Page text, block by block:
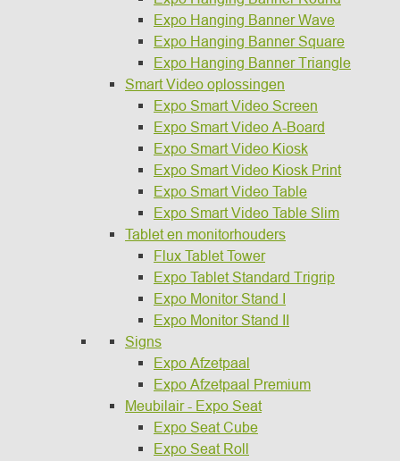
Expo Hanging Banner Wave
Expo Hanging Banner Square
Expo Hanging Banner Triangle
Smart Video oplossingen
Expo Smart Video Screen
Expo Smart Video A-Board
Expo Smart Video Kiosk
Expo Smart Video Kiosk Print
Expo Smart Video Table
Expo Smart Video Table Slim
Tablet en monitorhouders
Flux Tablet Tower
Expo Tablet Standard Trigrip
Expo Monitor Stand I
Expo Monitor Stand II
Signs
Expo Afzetpaal
Expo Afzetpaal Premium
Meubilair - Expo Seat
Expo Seat Cube
Expo Seat Roll